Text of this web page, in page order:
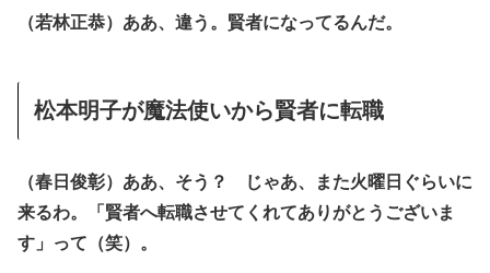
（若林正恭）ああ、違う。賢者になってるんだ。
松本明子が魔法使いから賢者に転職
（春日俊彰）ああ、そう？ じゃあ、また火曜日ぐらいに
来るわ。「賢者へ転職させてくれてありがとうございま
す」って（笑）。